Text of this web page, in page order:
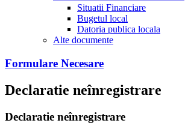
Situatii Financiare
Bugetul local
Datoria publica locala
Alte documente
Formulare Necesare
Declaratie neînregistrare
Declaratie neînregistrare